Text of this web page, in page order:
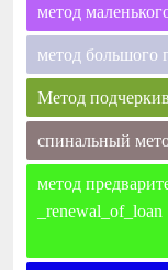
метод
метод большого
Метод
спинальный
метод
_renewal_of_loan